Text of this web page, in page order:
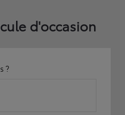
d'occasion
?